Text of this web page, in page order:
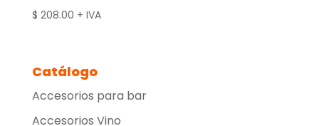
$ 208.00 + IVA
Catálogo
Accesorios para bar
Accesorios Vino